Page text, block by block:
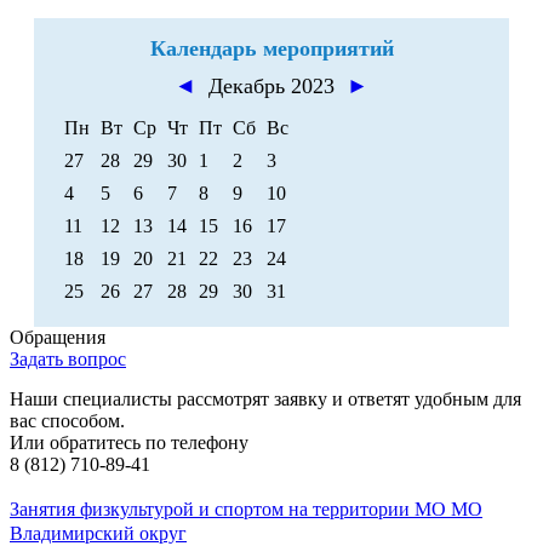
Календарь мероприятий
◄
Декабрь 2023 ►
Пн Вт Ср Чт Пт Сб Вс
27
28 29 30 1 2
3
4
5 6 7 8 9
10
11
12 13 14 15 16
17
18
19 20 21 22 23
24
25
26 27 28 29 30 31
Обращения
Задать вопрос
Наши специалисты рассмотрят заявку и ответят удобным для
вас способом.
Или обратитесь по телефону
8 (812) 710-89-41
Занятия физкультурой и спортом на территории МО МО
Владимирский округ